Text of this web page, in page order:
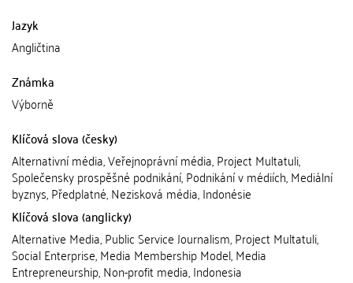
Jazyk
Angličtina
Známka
Výborně
Klíčová slova (česky)
Alternativní média, Veřejnoprávní média, Project Multatuli,
Společensky prospěšné podnikání, Podnikání v médiích, Mediální
byznys, Předplatné, Nezisková média, Indonésie
Klíčová slova (anglicky)
Alternative Media, Public Service Journalism, Project Multatuli,
Social Enterprise, Media Membership Model, Media
Entrepreneurship, Non-profit media, Indonesia